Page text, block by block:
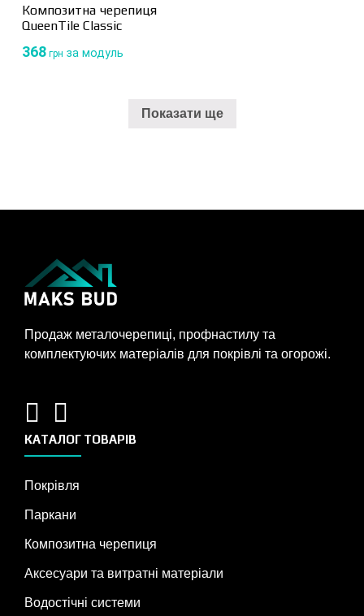
Композитна черепиця
QueenTile Classic
368 грн за модуль
Показати ще
Продаж металочерепиці, профнастилу та
комплектуючих матеріалів для покрівлі та огорожі.
КАТАЛОГ ТОВАРІВ
Покрівля
Паркани
Композитна черепиця
Аксесуари та витратні матеріали
Водостічні системи